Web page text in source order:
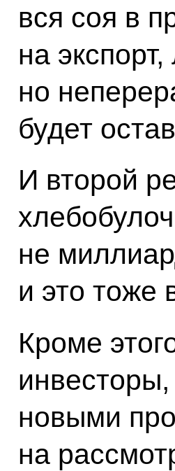
вся соя в
на
но
будет
И второй
не
и это тоже
Кроме
новыми
на